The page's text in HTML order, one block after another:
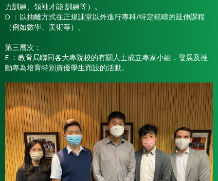
力訓練、領袖才能 訓練等）。
D ：以抽離方式在正規課堂以外進行專科/特定範疇的延伸課程
（例如數學、美術等）。
第三層次：
E ：教育局聯同各大專院校的有關人士成立專家小組，發展及推
動專為培育特別資優學生而設的活動。